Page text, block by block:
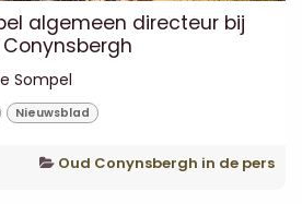
algemeen directeur bij
Sompel
Nieuwsblad
Oud Conynsbergh in de pers